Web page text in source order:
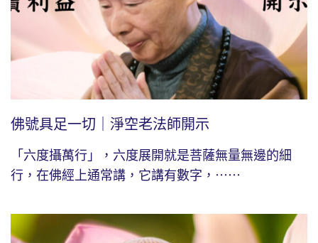
佛號具足一切｜淨空老法師開示
「六度攝萬行」，六度展開就是菩薩無量無邊的細
行，在佛經上通常講，它講有數字，⋯⋯